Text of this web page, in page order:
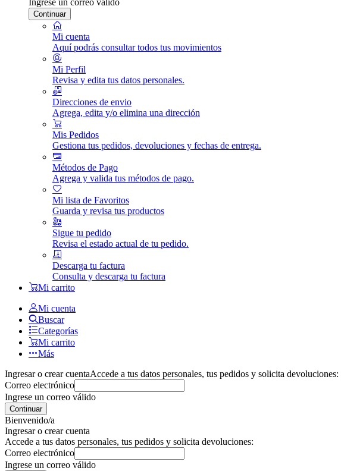
Continuar
Mi cuenta
Aquí podrás consultar todos tus movimientos
Mi Perfil
Revisa y edita tus datos personales.
Direcciones de envio
Agrega, edita y/o elimina una dirección
Mis Pedidos
Gestiona tus pedidos, devoluciones y fechas de entrega.
Métodos de Pago
Agrega y valida tus métodos de pago.
Mi lista de Favoritos
Guarda y revisa tus productos
Sigue tu pedido
Revisa el estado actual de tu pedido.
Descarga tu factura
Consulta y descarga tu factura
Mi carrito
Mi cuenta
Buscar
Categorías
Mi carrito
Más
Ingresar o crear cuentaAccede a tus datos personales, tus pedidos y solicita devoluciones:
Correo electrónico
Ingrese un correo válido
Continuar
Bienvenido/a
Ingresar o crear cuenta
Accede a tus datos personales, tus pedidos y solicita devoluciones:
Correo electrónico
Ingrese un correo válido